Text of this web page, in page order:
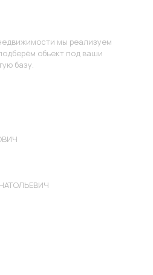
мы реализуем
объект под ваши
базу.